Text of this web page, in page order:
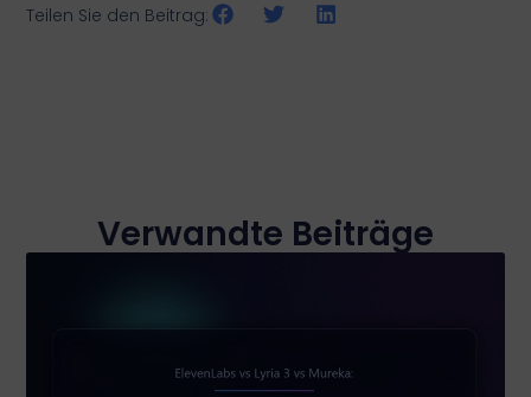
Teilen Sie den Beitrag:
Verwandte Beiträge